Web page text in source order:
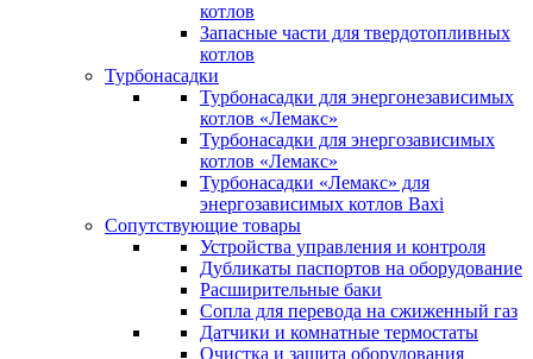
котлов
Запасные части для твердотопливных
котлов
Турбонасадки
Турбонасадки для энергонезависимых
котлов «Лемакс»
Турбонасадки для энергозависимых
котлов «Лемакс»
Турбонасадки «Лемакс» для
энергозависимых котлов Baxi
Сопутствующие товары
Устройства управления и контроля
Дубликаты паспортов на оборудование
Расширительные баки
Сопла для перевода на сжиженный газ
Датчики и комнатные термостаты
Очистка и защита оборудования